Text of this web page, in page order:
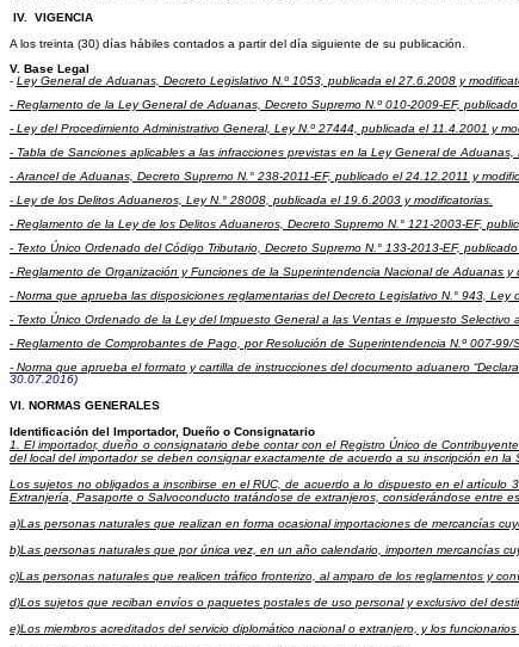
IV.
VIGENCIA
A los treinta (30) días hábiles contados a partir del día siguiente de su publicación.
V. Base Legal
- Ley General de Aduanas, Decreto Legislativo N.º 1053, publicada el 27.6.2008 y
- Reglamento de la Ley General de Aduanas, Decreto Supremo N.º 010-2009-EF,
- Ley del Procedimiento Administrativo General, Ley N.º 27444, publicada el 11.4.2001 y
- Tabla de Sanciones aplicables a las infracciones previstas en la Ley General de
- Arancel de Aduanas, Decreto Supremo N.° 238-2011-EF, publicado el 24.12.2011 y
- Ley de los Delitos Aduaneros, Ley N.° 28008, publicada el 19.6.2003 y modificatorias.
- Reglamento de la Ley de los Delitos Aduaneros, Decreto Supremo N.° 121-2003-EF,
- Texto Único Ordenado del Código Tributario, Decreto Supremo N.° 133-2013-EF,
- Reglamento de Organización y Funciones de la Superintendencia Nacional de Aduanas
- Norma que aprueba las disposiciones reglamentarias del Decreto Legislativo N.° 943,
- Texto Único Ordenado de la Ley del Impuesto General a las Ventas e Impuesto
- Reglamento de Comprobantes de Pago, por Resolución de Superintendencia N.º 007-99/
- Norma que aprueba el formato y cartilla de instrucciones del documento aduanero
30.07.2016)
VI. NORMAS GENERALES
Identificación del Importador, Dueño o Consignatario
1. El importador, dueño o consignatario debe contar con el Registro Único de
del local del importador se deben consignar exactamente de acuerdo a su inscripción en
Los sujetos no obligados a inscribirse en el RUC, de acuerdo a lo dispuesto en el artículo
Extranjería, Pasaporte o Salvoconducto tratándose de extranjeros, considerándose entre
a)Las personas naturales que realizan en forma ocasional importaciones de mercancías
b)Las personas naturales que por única vez, en un año calendario, importen mercancías
c)Las personas naturales que realicen tráfico fronterizo, al amparo de los reglamentos y
d)Los sujetos que reciban envíos o paquetes postales de uso personal y exclusivo del
e)Los miembros acreditados del servicio diplomático nacional o extranjero, y los